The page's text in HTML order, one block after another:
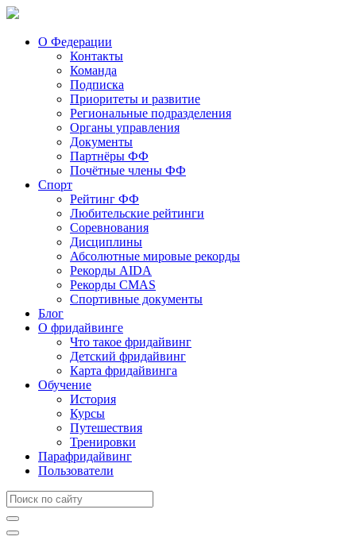
О Федерации
Контакты
Команда
Подписка
Приоритеты и развитие
Региональные подразделения
Органы управления
Документы
Партнёры ФФ
Почётные члены ФФ
Спорт
Рейтинг ФФ
Любительские рейтинги
Соревнования
Дисциплины
Абсолютные мировые рекорды
Рекорды AIDA
Рекорды CMAS
Спортивные документы
Блог
О фридайвинге
Что такое фридайвинг
Детский фридайвинг
Карта фридайвинга
Обучение
История
Курсы
Путешествия
Тренировки
Парафридайвинг
Пользователи